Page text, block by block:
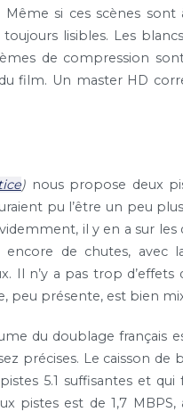
si ces scènes sont
toujours lisibles. Les
de compression
film. Un master HD
)nous propose deux
pu l’être un peu
il y en a sur les
de chutes, avec
Il n’y a pas trop d’effets
peu présente, est bien
du doublage français
précises. Le caisson de
5.1 suffisantes et
est de 1,7 MBPS,